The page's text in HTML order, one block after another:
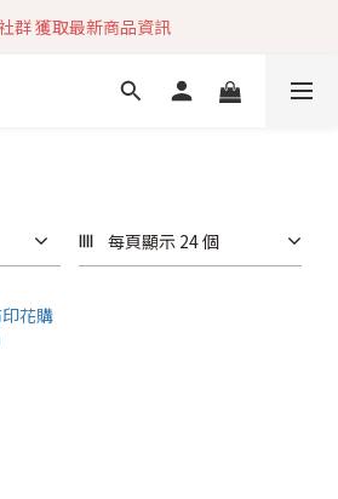
群 獲取最新商品資訊
群 獲取最新商品資訊
旗艦店會員募集中
每頁顯示 24 個